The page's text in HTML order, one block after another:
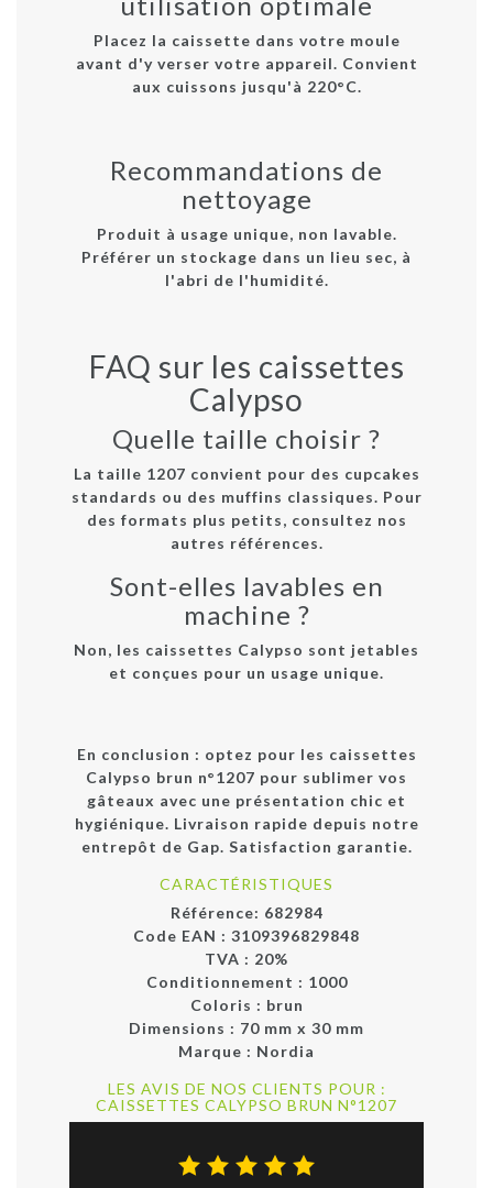
Placez la caissette dans votre moule
avant d'y verser votre appareil. Convient
aux cuissons jusqu'à 220°C.
Recommandations de
nettoyage
Produit à usage unique, non lavable.
Préférer un stockage dans un lieu sec, à
l'abri de l'humidité.
FAQ sur les caissettes
Calypso
Quelle taille choisir ?
La taille 1207 convient pour des cupcakes
standards ou des muffins classiques. Pour
des formats plus petits, consultez nos
autres références.
Sont-elles lavables en
machine ?
Non, les caissettes Calypso sont jetables
et conçues pour un usage unique.
En conclusion : optez pour les caissettes
Calypso brun n°1207 pour sublimer vos
gâteaux avec une présentation chic et
hygiénique. Livraison rapide depuis notre
entrepôt de Gap. Satisfaction garantie.
CARACTÉRISTIQUES
Référence: 682984
Code EAN : 3109396829848
TVA : 20%
Conditionnement : 1000
Coloris : brun
Dimensions : 70 mm x 30 mm
Marque : Nordia
LES AVIS DE NOS CLIENTS POUR :
CAISSETTES CALYPSO BRUN N°1207